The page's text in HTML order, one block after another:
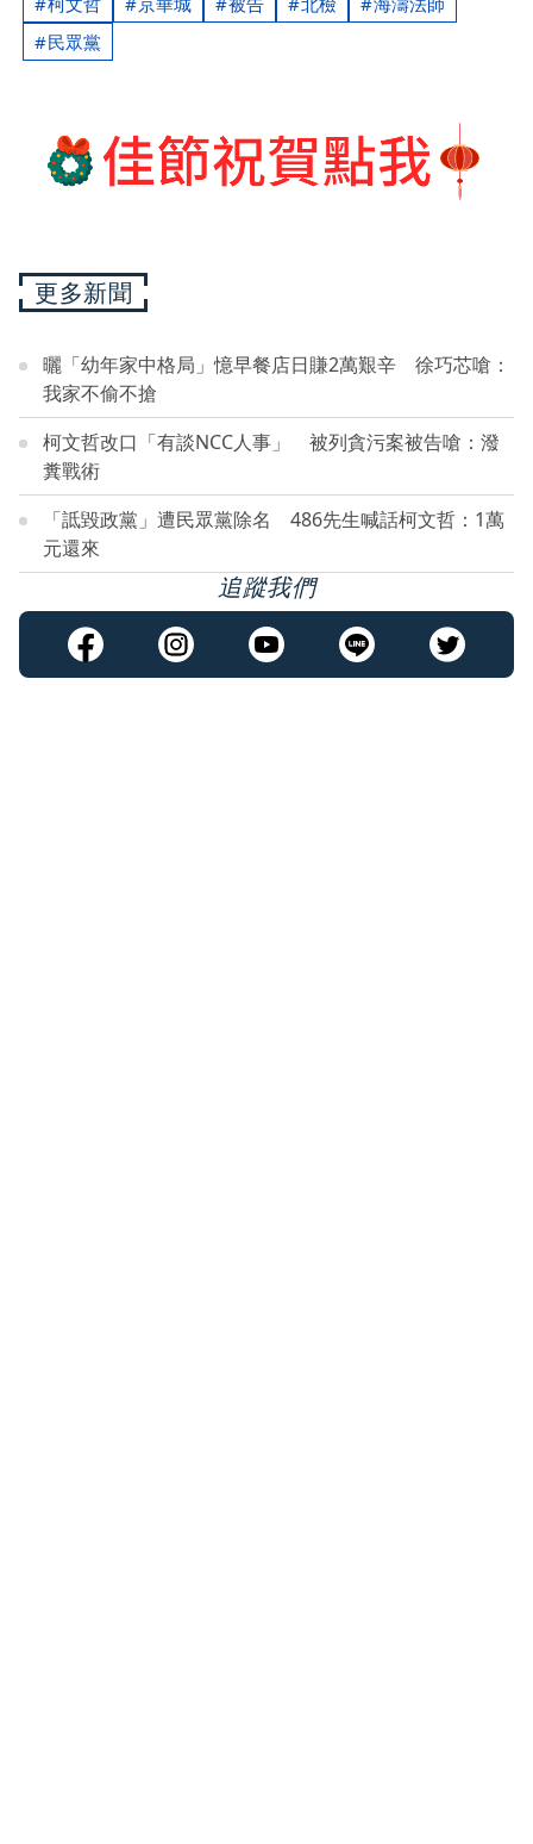
民眾黨
更多新聞
曬「幼年家中格局」憶早餐店日賺2萬艱辛 徐巧芯嗆：
我家不偷不搶
柯文哲改口「有談NCC人事」 被列貪污案被告嗆：潑
糞戰術
「詆毀政黨」遭民眾黨除名 486先生喊話柯文哲：1萬
元還來
追蹤我們